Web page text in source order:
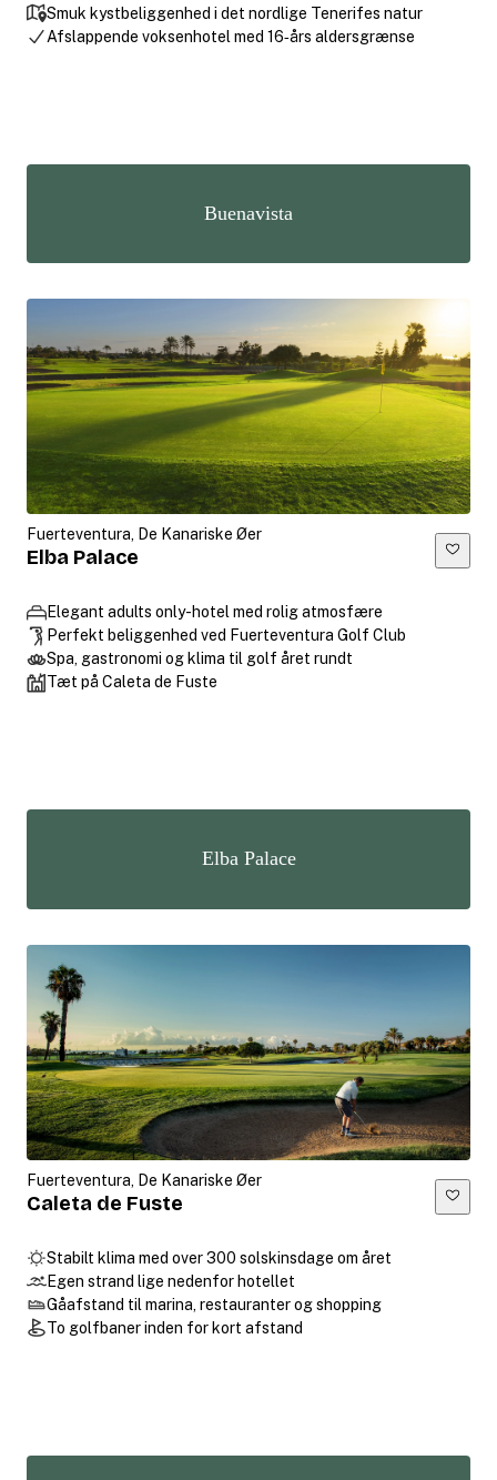
Smuk kystbeliggenhed i det nordlige Tenerifes natur
Afslappende voksenhotel med 16‑års aldersgrænse
Buenavista
Fuerteventura, De Kanariske Øer
Elba Palace
Elegant adults only-hotel med rolig atmosfære
Perfekt beliggenhed ved Fuerteventura Golf Club
Spa, gastronomi og klima til golf året rundt
Tæt på Caleta de Fuste
Elba Palace
Fuerteventura, De Kanariske Øer
Caleta de Fuste
Stabilt klima med over 300 solskinsdage om året
Egen strand lige nedenfor hotellet
Gåafstand til marina, restauranter og shopping
To golfbaner inden for kort afstand